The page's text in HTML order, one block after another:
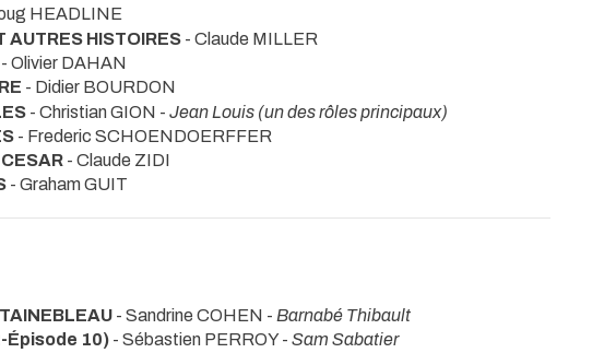
HEADLINE
AUTRES HISTOIRES - Claude MILLER
- Olivier DAHAN
- Didier BOURDON
- Christian GION - Jean Louis (un des rôles principaux)
- Frederic SCHOENDOERFFER
- Claude ZIDI
- Graham GUIT
- Sandrine COHEN - Barnabé Thibault
Épisode 10) - Sébastien PERROY - Sam Sabatier